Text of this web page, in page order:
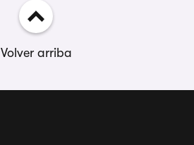
Volver arriba